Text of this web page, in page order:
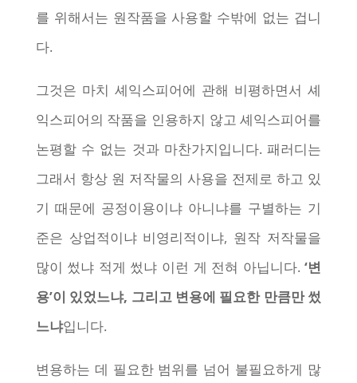
를 위해서는 원작품을 사용할 수밖에 없는 겁니
다.
그것은 마치 셰익스피어에 관해 비평하면서 셰
익스피어의 작품을 인용하지 않고 셰익스피어를
논평할 수 없는 것과 마찬가지입니다. 패러디는
그래서 항상 원 저작물의 사용을 전제로 하고 있
기 때문에 공정이용이냐 아니냐를 구별하는 기
준은 상업적이냐 비영리적이냐, 원작 저작물을
많이 썼냐 적게 썼냐 이런 게 전혀 아닙니다.‘변
용’이 있었느냐, 그리고 변용에 필요한 만큼만 썼
느냐입니다.
변용하는 데 필요한 범위를 넘어 불필요하게 많